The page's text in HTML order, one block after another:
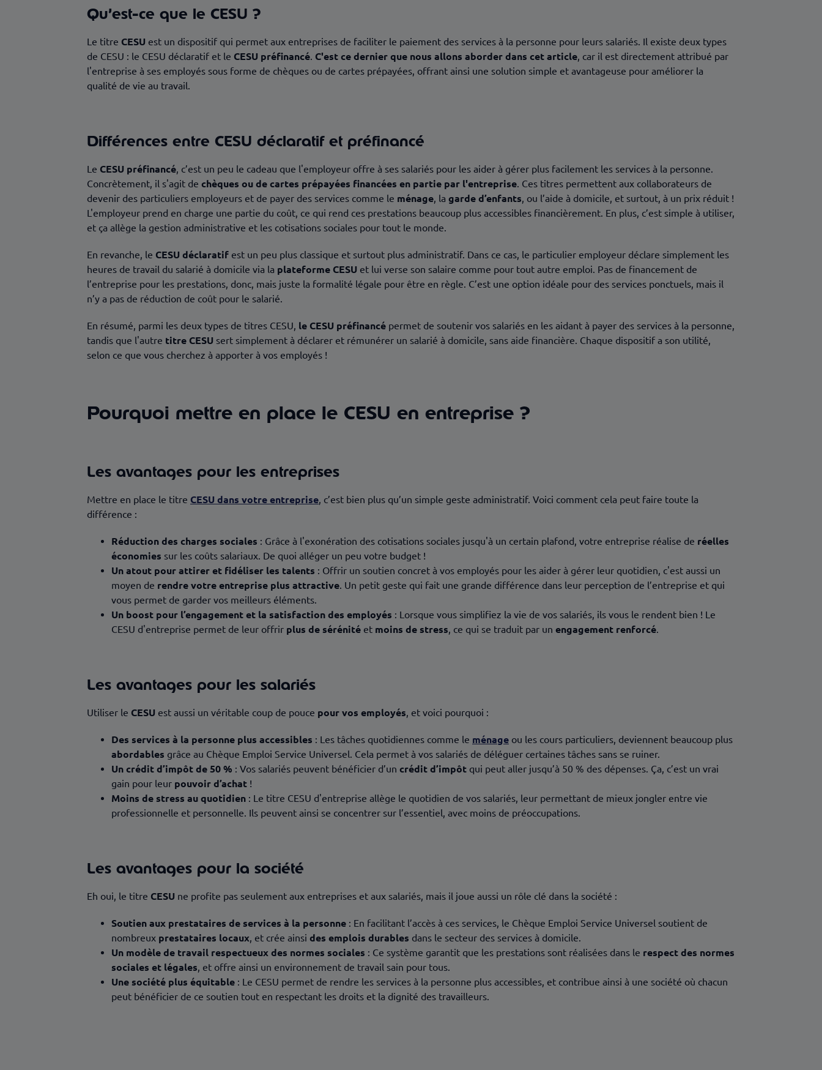
Qu’est-ce que le CESU ?
Le titre CESU est un dispositif qui permet aux entreprises de faciliter le paiement des services à la personne pour leurs salariés. Il existe deux types
de CESU : le CESU déclaratif et le CESU préfinancé. C'est ce dernier que nous allons aborder dans cet article, car il est directement attribué par
l'entreprise à ses employés sous forme de chèques ou de cartes prépayées, offrant ainsi une solution simple et avantageuse pour améliorer la
qualité de vie au travail.
Différences entre CESU déclaratif et préfinancé
Le CESU préfinancé, c’est un peu le cadeau que l'employeur offre à ses salariés pour les aider à gérer plus facilement les services à la personne.
Concrètement, il s'agit de chèques ou de cartes prépayées financées en partie par l'entreprise. Ces titres permettent aux collaborateurs de
devenir des particuliers employeurs et de payer des services comme le ménage, la garde d’enfants, ou l’aide à domicile, et surtout, à un prix réduit !
L'employeur prend en charge une partie du coût, ce qui rend ces prestations beaucoup plus accessibles financièrement. En plus, c’est simple à utiliser,
et ça allège la gestion administrative et les cotisations sociales pour tout le monde.
En revanche, le CESU déclaratif est un peu plus classique et surtout plus administratif. Dans ce cas, le particulier employeur déclare simplement les
heures de travail du salarié à domicile via la plateforme CESU et lui verse son salaire comme pour tout autre emploi. Pas de financement de
l’entreprise pour les prestations, donc, mais juste la formalité légale pour être en règle. C’est une option idéale pour des services ponctuels, mais il
n’y a pas de réduction de coût pour le salarié.
En résumé, parmi les deux types de titres CESU, le CESU préfinancé permet de soutenir vos salariés en les aidant à payer des services à la personne,
tandis que l'autre titre CESU sert simplement à déclarer et rémunérer un salarié à domicile, sans aide financière. Chaque dispositif a son utilité,
selon ce que vous cherchez à apporter à vos employés !
Pourquoi mettre en place le CESU en entreprise ?
Les avantages pour les entreprises
Mettre en place le titre CESU dans votre entreprise, c’est bien plus qu’un simple geste administratif. Voici comment cela peut faire toute la
différence :
Réduction des charges sociales : Grâce à l'exonération des cotisations sociales jusqu'à un certain plafond, votre entreprise réalise de réelles
économies sur les coûts salariaux. De quoi alléger un peu votre budget !
Un atout pour attirer et fidéliser les talents : Offrir un soutien concret à vos employés pour les aider à gérer leur quotidien, c'est aussi un
moyen de rendre votre entreprise plus attractive. Un petit geste qui fait une grande différence dans leur perception de l’entreprise et qui
vous permet de garder vos meilleurs éléments.
Un boost pour l’engagement et la satisfaction des employés : Lorsque vous simplifiez la vie de vos salariés, ils vous le rendent bien ! Le
CESU d'entreprise permet de leur offrir plus de sérénité et moins de stress, ce qui se traduit par un engagement renforcé.
Les avantages pour les salariés
Utiliser le CESU est aussi un véritable coup de pouce pour vos employés, et voici pourquoi :
Des services à la personne plus accessibles : Les tâches quotidiennes comme le ménage ou les cours particuliers, deviennent beaucoup plus
abordables grâce au Chèque Emploi Service Universel. Cela permet à vos salariés de déléguer certaines tâches sans se ruiner.
Un crédit d’impôt de 50 % : Vos salariés peuvent bénéficier d’un crédit d’impôt qui peut aller jusqu’à 50 % des dépenses. Ça, c’est un vrai
gain pour leur pouvoir d’achat !
Moins de stress au quotidien : Le titre CESU d'entreprise allège le quotidien de vos salariés, leur permettant de mieux jongler entre vie
professionnelle et personnelle. Ils peuvent ainsi se concentrer sur l’essentiel, avec moins de préoccupations.
Les avantages pour la société
Eh oui, le titre CESU ne profite pas seulement aux entreprises et aux salariés, mais il joue aussi un rôle clé dans la société :
Soutien aux prestataires de services à la personne : En facilitant l’accès à ces services, le Chèque Emploi Service Universel soutient de
nombreux prestataires locaux, et crée ainsi des emplois durables dans le secteur des services à domicile.
Un modèle de travail respectueux des normes sociales : Ce système garantit que les prestations sont réalisées dans le respect des normes
sociales et légales, et offre ainsi un environnement de travail sain pour tous.
Une société plus équitable : Le CESU permet de rendre les services à la personne plus accessibles, et contribue ainsi à une société où chacun
peut bénéficier de ce soutien tout en respectant les droits et la dignité des travailleurs.